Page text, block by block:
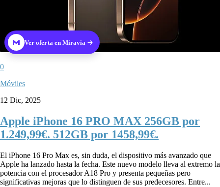
Ver oferta en Miravia
0
Móviles
12 Dic, 2025
Apple iPhone 16 PRO MAX 256GB por
1.249,99€. 512GB por 1458,99€.
El iPhone 16 Pro Max es, sin duda, el dispositivo más avanzado que
Apple ha lanzado hasta la fecha. Este nuevo modelo lleva al extremo la
potencia con el procesador A18 Pro y presenta pequeñas pero
significativas mejoras que lo distinguen de sus predecesores. Entre...